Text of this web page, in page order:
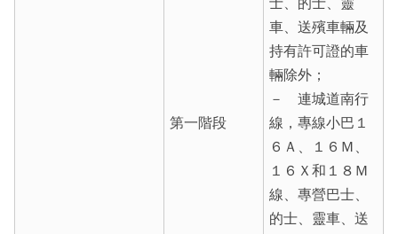
第一階段
士、的士、靈
車、送殯車輛及
持有許可證的車
輛除外；
－ 連城道南行
線，專線小巴１
６Ａ、１６Ｍ、
１６Ｘ和１８Ｍ
線、專營巴士、
的士、靈車、送